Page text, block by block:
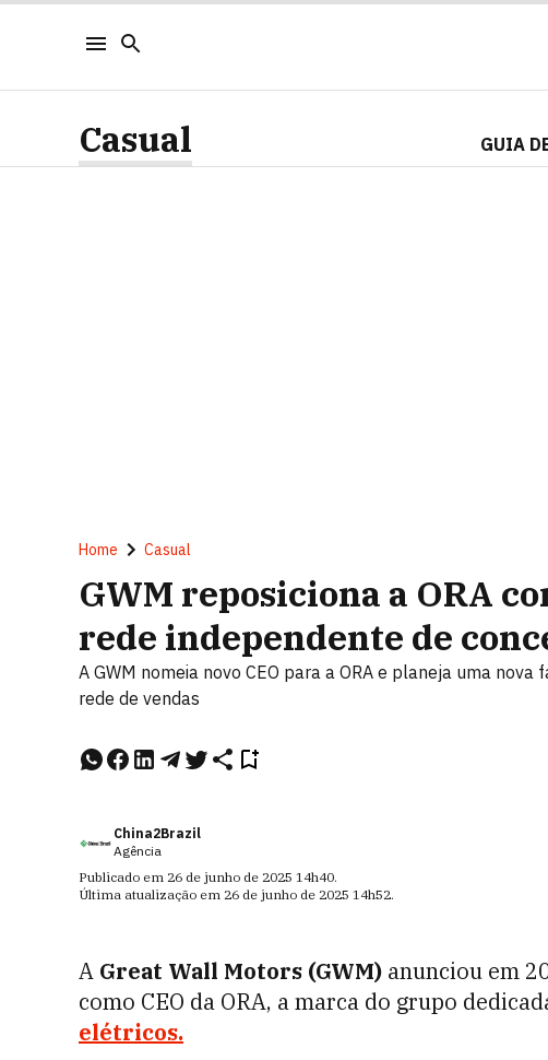
Casual GUIA
Home Casual
GWM reposiciona a ORA
rede independente de
A GWM nomeia novo CEO para a ORA e planeja uma
rede de vendas
China2Brazil
Agência
Publicado em 26 de junho de 2025 14h40.
Última atualização em 26 de junho de 2025 14h52.
A Great Wall Motors (GWM) anunciou em
como CEO da ORA, a marca do grupo
elétricos.